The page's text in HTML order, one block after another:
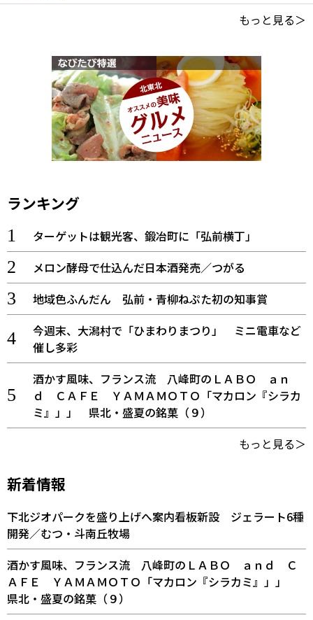
もっと見る＞
ランキング
ターゲットは観光客、鍛冶町に「弘前横丁」
メロン酵母で仕込んだ日本酒発売／つがる
地域色ふんだん 弘前・青柳ねぷた初の知事賞
今週末、大潟村で「ひまわりまつり」 ミニ電車など
催し多彩
酒かす風味、フランス流 八峰町のＬＡＢＯ ａｎ
ｄ ＣＡＦＥ ＹＡＭＡＭＯＴＯ「マカロン『シラカ
ミ』」」 県北・盛夏の銘菓（９）
もっと見る＞
新着情報
下北ジオパークを盛り上げへ案内看板新設 ジェラート6種
開発／むつ・斗南丘牧場
酒かす風味、フランス流 八峰町のＬＡＢＯ ａｎｄ Ｃ
ＡＦＥ ＹＡＭＡＭＯＴＯ「マカロン『シラカミ』」」
県北・盛夏の銘菓（９）